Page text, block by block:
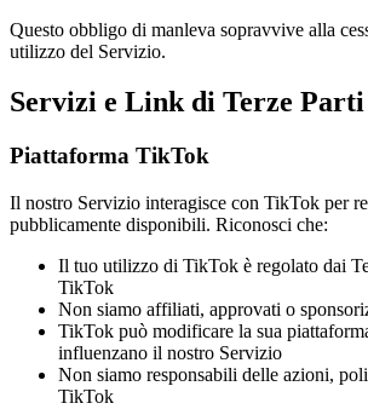
Questo obbligo di manleva sopravvive alla
utilizzo del Servizio.
Servizi e Link di Terze Parti
Piattaforma TikTok
Il nostro Servizio interagisce con TikTok per
pubblicamente disponibili. Riconosci che:
Il tuo utilizzo di TikTok è regolato dai
TikTok
Non siamo affiliati, approvati o
TikTok può modificare la sua
influenzano il nostro Servizio
Non siamo responsabili delle azioni,
TikTok